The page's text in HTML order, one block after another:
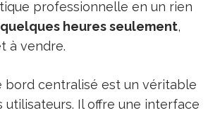
professionnelle en un rien
quelques heures seulement,
à vendre.
bord centralisé est un véritable
utilisateurs. Il offre une interface